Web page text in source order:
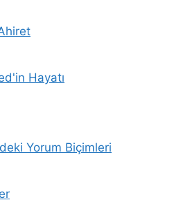
Hayatı
Yorum Biçimleri